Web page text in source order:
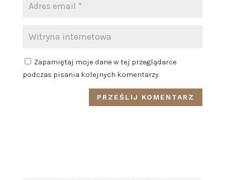
Zapamiętaj moje dane w tej przeglądarce
podczas pisania kolejnych komentarzy.